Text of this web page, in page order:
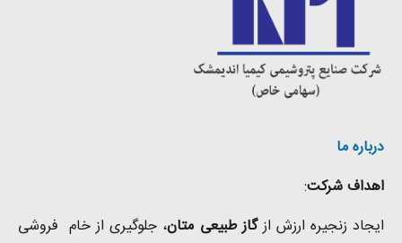
درباره ما
اهداف شرکت:
ایجاد زنجیره ارزش ازگاز طبیعی متان، جلوگیری از خام فروشی